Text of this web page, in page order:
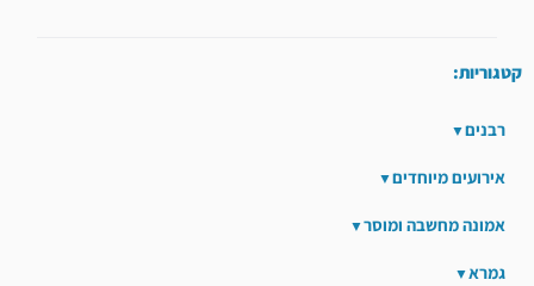
קטגוריות:
רבנים
אירועים מיוחדים
אמונה מחשבה ומוסר
גמרא